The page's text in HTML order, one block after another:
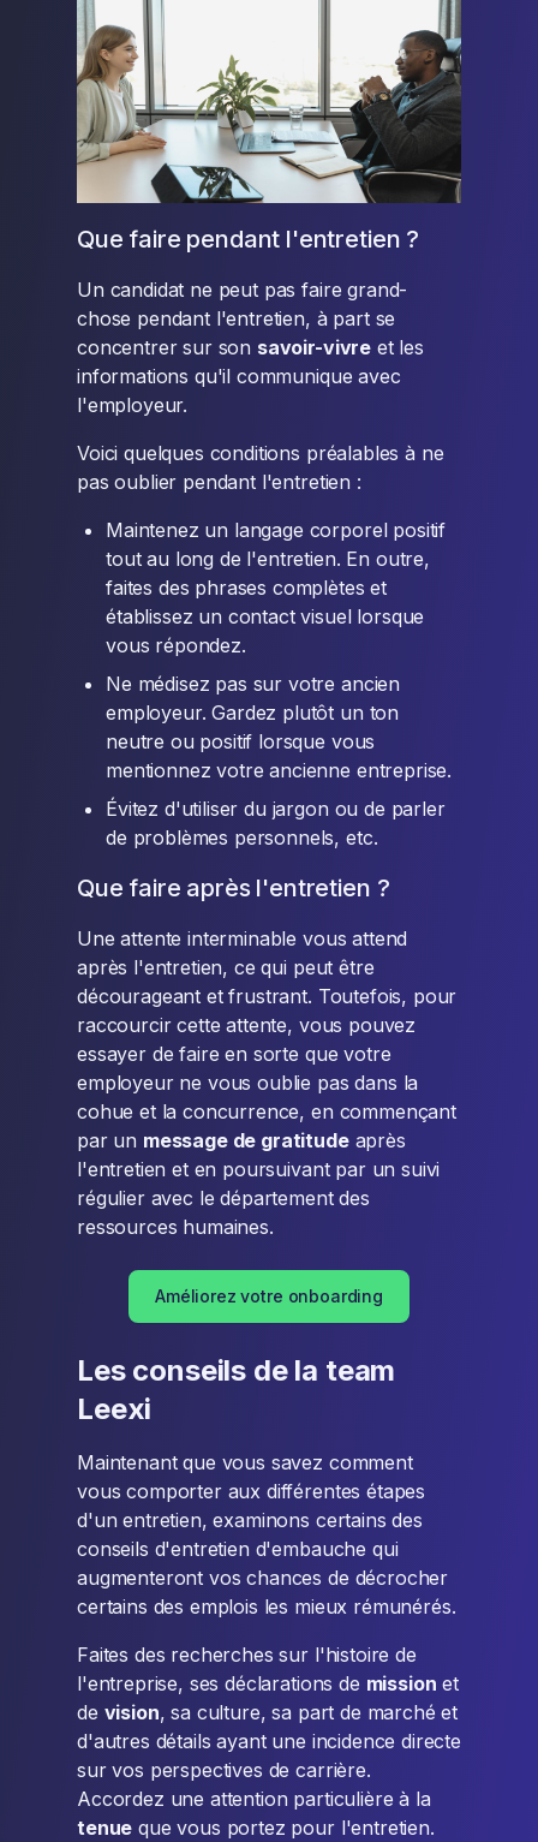
Que faire pendant l'entretien ?
Un candidat ne peut pas faire grand-
chose pendant l'entretien, à part se
concentrer sur son savoir-vivre et les
informations qu'il communique avec
l'employeur.
Voici quelques conditions préalables à ne
pas oublier pendant l'entretien :
Maintenez un langage corporel positif
tout au long de l'entretien. En outre,
faites des phrases complètes et
établissez un contact visuel lorsque
vous répondez.
Ne médisez pas sur votre ancien
employeur. Gardez plutôt un ton
neutre ou positif lorsque vous
mentionnez votre ancienne entreprise.
Évitez d'utiliser du jargon ou de parler
de problèmes personnels, etc.
Que faire après l'entretien ?
Une attente interminable vous attend
après l'entretien, ce qui peut être
décourageant et frustrant. Toutefois, pour
raccourcir cette attente, vous pouvez
essayer de faire en sorte que votre
employeur ne vous oublie pas dans la
cohue et la concurrence, en commençant
par un message de gratitudeaprès
l'entretien et en poursuivant par un suivi
régulier avec le département des
ressources humaines.
Améliorez votre onboarding
Les conseils de la team
Leexi
Maintenant que vous savez comment
vous comporter aux différentes étapes
d'un entretien, examinons certains des
conseils d'entretien d'embauche qui
augmenteront vos chances de décrocher
certains des emplois les mieux rémunérés.
Faites des recherches sur l'histoire de
l'entreprise, ses déclarations de mission et
de vision, sa culture, sa part de marché et
d'autres détails ayant une incidence directe
sur vos perspectives de carrière.
Accordez une attention particulière à la
tenue que vous portez pour l'entretien.